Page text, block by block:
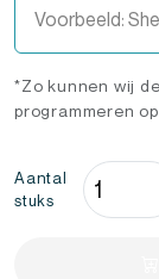
*Zo kunnen wij
programmeren
Aantal
stuks
Google
Review